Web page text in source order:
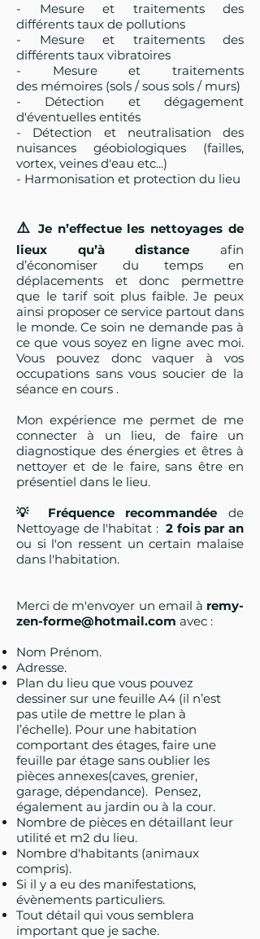
- Mesure et traitements des
différents taux de pollutions
- Mesure et traitements des
différents taux vibratoires
- Mesure et traitements
des mémoires (sols / sous sols / murs)
- Détection et dégagement
d'éventuelles entités
- Détection et neutralisation des
nuisances géobiologiques (failles,
vortex, veines d'eau etc...)
- Harmonisation et protection du lieu
⚠️ Je n’effectue les nettoyages de
lieux qu’à distance afin
d’économiser du temps en
déplacements et donc permettre
que le tarif soit plus faible. Je peux
ainsi proposer ce service partout dans
le monde. Ce soin ne demande pas à
ce que vous soyez en ligne avec moi.
Vous pouvez donc vaquer à vos
occupations sans vous soucier de la
séance en cours .
Mon expérience me permet de me
connecter à un lieu, de faire un
diagnostique des énergies et êtres à
nettoyer et de le faire, sans être en
présentiel dans le lieu.
💡 Fréquence recommandée de
Nettoyage de l'habitat :2 fois par an
ou si l'on ressent un certain malaise
dans l'habitation.
Merci de m'envoyer un email à remy-
zen-forme@hotmail.com avec :
Nom Prénom.
Adresse.
Plan du lieu que vous pouvez
dessiner sur une feuille A4 (il n’est
pas utile de mettre le plan à
l’échelle). Pour une habitation
comportant des étages, faire une
feuille par étage sans oublier les
pièces annexes(caves, grenier,
garage, dépendance). Pensez,
également au jardin ou à la cour.
Nombre de pièces en détaillant leur
utilité et m2 du lieu.
Nombre d'habitants (animaux
compris).
Si il y a eu des manifestations,
évènements particuliers.
Tout détail qui vous semblera
important que je sache.